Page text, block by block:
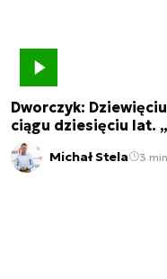
Dworczyk:
ciągu dziesięciu lat.
Michał Stela 3 min.